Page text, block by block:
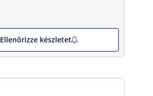
Ellenőrizze készletet